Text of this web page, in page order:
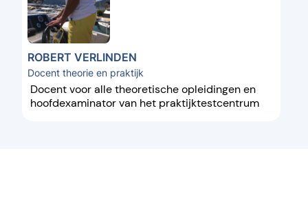
ROBERT VERLINDEN
Docent theorie en praktijk
Docent voor alle theoretische opleidingen en
hoofdexaminator van het praktijktestcentrum